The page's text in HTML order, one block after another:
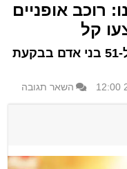
רוכב אופניים
קל
צוותי מד"א העניקו טיפול רפואי ל-51 בני אדם בבקעת
השאר תגובה